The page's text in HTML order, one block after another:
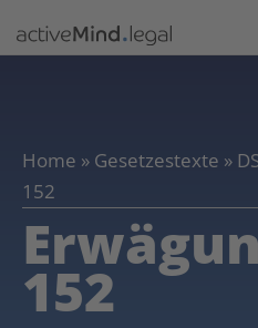
Home » Gesetzestexte »
152
152